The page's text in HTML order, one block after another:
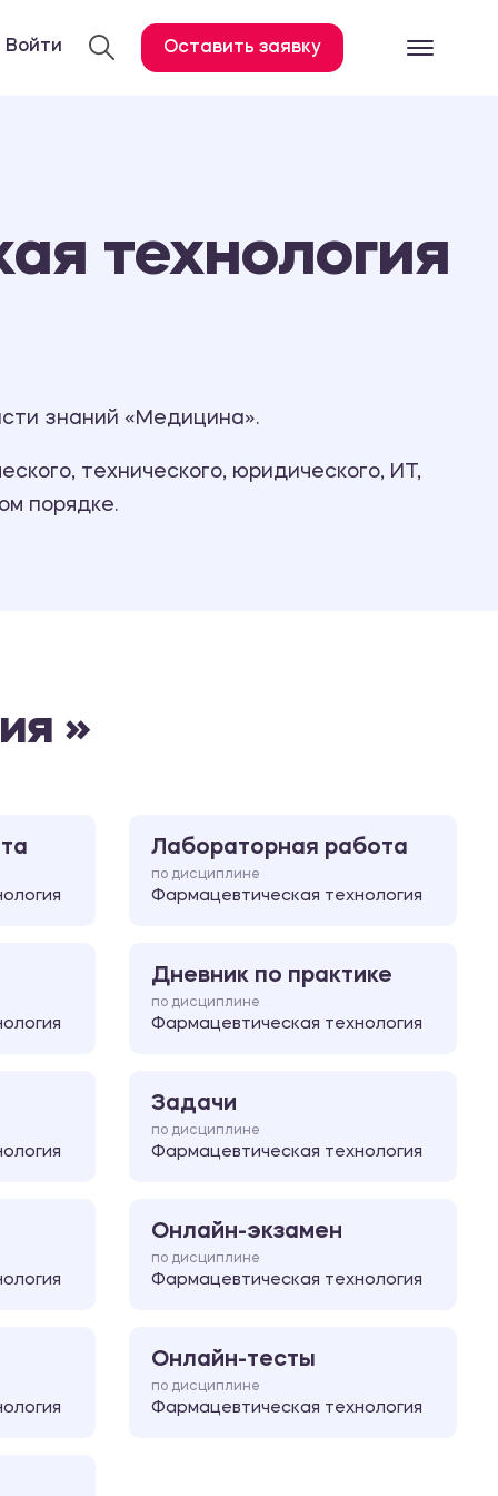
Курсовая работа
Дневник по практике
Войти Оставить заявку
технология
знаний «Медицина».
технического, юридического, ИТ,
порядке.
»
Лабораторная работа
по дисциплине
Фармацевтическая технология
Дневник по практике
по дисциплине
Фармацевтическая технология
Задачи
по дисциплине
Фармацевтическая технология
Онлайн-экзамен
по дисциплине
Фармацевтическая технология
Онлайн-тесты
по дисциплине
Фармацевтическая технология